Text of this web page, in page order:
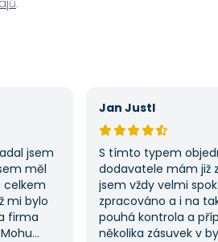
.
jsem
měl
celkem
mi bylo
firma
Jan Justl
S tímto typem
dodavatele mám již
jsem vždy velmi
zpracováno a i na
pouhá kontrola a
několika zásuvek v